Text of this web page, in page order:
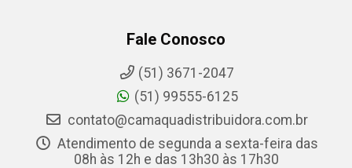
Fale Conosco
(51) 3671-2047
(51) 99555-6125
contato@camaquadistribuidora.com.br
Atendimento de segunda a sexta-feira das
08h às 12h e das 13h30 às 17h30